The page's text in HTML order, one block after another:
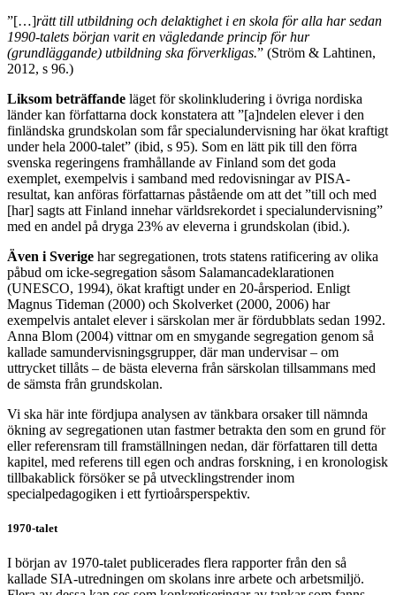
”[…]rätt till utbildning och delaktighet i en skola för alla har sedan
1990-talets början varit en vägledande princip för hur
(grundläggande) utbildning ska förverkligas.” (Ström & Lahtinen,
2012, s 96.)
Liksom beträffande läget för skolinkludering i övriga nordiska
länder kan författarna dock konstatera att ”[a]ndelen elever i den
finländska grundskolan som får specialundervisning har ökat kraftigt
under hela 2000-talet” (ibid, s 95). Som en lätt pik till den förra
svenska regeringens framhållande av Finland som det goda
exemplet, exempelvis i samband med redovisningar av PISA-
resultat, kan anföras författarnas påstående om att det ”till och med
[har] sagts att Finland innehar världsrekordet i specialundervisning”
med en andel på dryga 23% av eleverna i grundskolan (ibid.).
Även i Sverige har segregationen, trots statens ratificering av olika
påbud om icke-segregation såsom Salamancadeklarationen
(UNESCO, 1994), ökat kraftigt under en 20-årsperiod. Enligt
Magnus Tideman (2000) och Skolverket (2000, 2006) har
exempelvis antalet elever i särskolan mer är fördubblats sedan 1992.
Anna Blom (2004) vittnar om en smygande segregation genom så
kallade samundervisningsgrupper, där man undervisar – om
uttrycket tillåts – de bästa eleverna från särskolan tillsammans med
de sämsta från grundskolan.
Vi ska här inte fördjupa analysen av tänkbara orsaker till nämnda
ökning av segregationen utan fastmer betrakta den som en grund för
eller referensram till framställningen nedan, där författaren till detta
kapitel, med referens till egen och andras forskning, i en kronologisk
tillbakablick försöker se på utvecklingstrender inom
specialpedagogiken i ett fyrtioårsperspektiv.
1970-talet
I början av 1970-talet publicerades flera rapporter från den så
kallade SIA-utredningen om skolans inre arbete och arbetsmiljö.